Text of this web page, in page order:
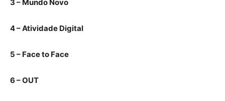
3 – Mundo Novo
4 – Atividade Digital
5 – Face to Face
6 – OUT